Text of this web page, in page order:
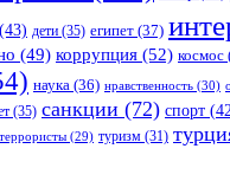
(43) дети (35) египет (37)
(49) коррупция (52) космос
наука (36) нравственность (30)
(35) санкции (72) спорт
террористы (29) туризм (31)